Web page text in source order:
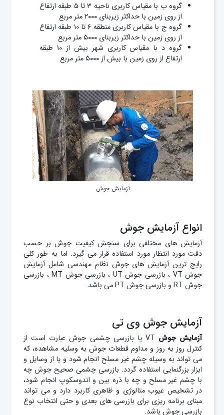
گروه ب با مقیاس کاربری ناحیه ۳ تا ۵ طبقه ارتفاع
از روی زمین با حداکثر زیربنای ۲۰۰۰ متر مربع
گروہ ج با مقیاس کاربری منطقه ۶ تا ۱۰ طبقه ارتفاع
از روی زمین با حداکثر زیربنای ۵۰۰۰ متر مربع
گروه د با مقیاس کاربری شهر بیش از ۱۰ طبقه
ارتفاع از روی زمین با بیش از ۵۰۰۰ متر مربع
آزمایش جوش
انواع آزمایش جوش
آزمایش های مختلفی برای سنجش کیفیت جوش بر حسب
دقت مورد انتظار مورد استفاده قرار می گیرد. اما به طور کلی
رایج ترین آزمایش های جوش نظام مهندسی شامل آزمایش
جوش VT ، بازرسی جوش UT ، بازرسی جوش MT ، بازرسی
جوش RT و بازرسی جوش PT می باشد.
آزمایش جوش وی تی
آزمایش جوش VT یا بازرسی چشمی جوش عبارت است از
کنترل روز به روز و مداوم قطعات جوش به وسلیه مشاهده، که
می تواند به وسیله چشم غیر مسلح انجام شود و یا از وسایل و
ابزار بزرگنمایی استفاده گردد. بازرسی چشمی صحیح جوش چه
با چشم غیر مسلح و چه با ذره بین و اندوسکوپ انجام شود،
در تشخیص عیوب متالوژی و ظاهری کاربرد دارد و می تواند
مبنای برنامه ریزی برای بازرسی های بعدی و حتی انتخاب نوع
بازرسی جوش باشد.